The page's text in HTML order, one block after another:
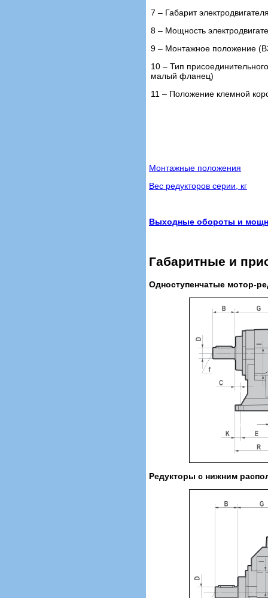
7 – Габарит
8 – Мощность
9 – Монтажное положение
10 – Тип
малый фланец)
11 – Положение клемной
Монтажные положения
Вес редукторов серии, кг
Выходные обороты и
Габаритные и
Одноступенчатые мотор-
Редукторы с нижним